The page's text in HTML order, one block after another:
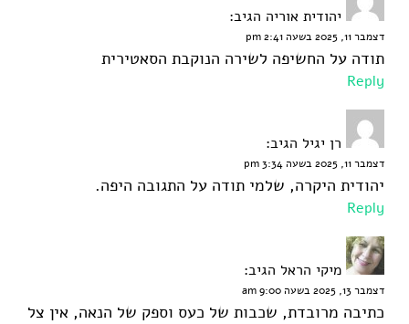
יהודית אוריה הגיב:
דצמבר 11, 2025 בשעה 2:41 pm
תודה על החשיפה לשירה הנוקבת הסאטירית
Reply
רן יגיל הגיב:
דצמבר 11, 2025 בשעה 3:34 pm
יהודית היקרה, שלמי תודה על התגובה היפה.
Reply
מיקי הראל הגיב:
דצמבר 13, 2025 בשעה 9:00 am
כתיבה מרובדת, שכבות של כעס וספק של הנאה, אין צל